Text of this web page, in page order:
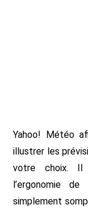
Yahoo! Météo
illustrer les
votre choix. Il
l’ergonomie
simplement